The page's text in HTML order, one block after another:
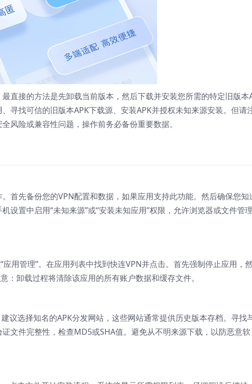
直接的方法是先卸载当前版本，然后下载并安装您所需的特定旧版本
寻找可信的旧版本APK下载源、安装APK并授权未知来源安装。但请
风险或兼容性问题，操作前务必备份重要数据。
首先备份您的VPN配置和数据，如果应用支持此功能。然后确保您知
设置中启用“未知来源”或“安装未知应用”权限，允许浏览器或文件管
应用管理”。在应用列表中找到快连VPN并点击。首先强制停止应用，
：卸载过程将清除该应用的所有账户数据和缓存文件。
议选择知名的APK分发网站，这些网站通常提供历史版本存档。寻找
文件完整性，检查MD5或SHA值。避免从不明来源下载，以防恶意软